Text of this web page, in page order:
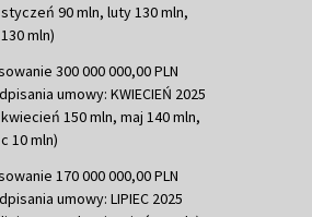
90 mln, luty 130 mln,
mln)
300 000 000,00 PLN
umowy: KWIECIEŃ 2025
150 mln, maj 140 mln,
10 mln)
170 000 000,00 PLN
umowy: LIPIEC 2025